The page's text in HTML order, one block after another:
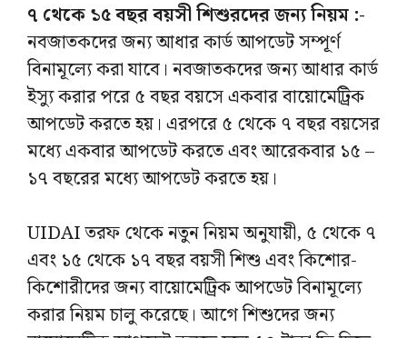
৭ থেকে ১৫ বছর বয়সী শিশুরদের জন্য নিয়ম :-
নবজাতকদের জন্য আধার কার্ড আপডেট সম্পূর্ণ
বিনামূল্যে করা যাবে। নবজাতকদের জন্য আধার কার্ড
ইস্যু করার পরে ৫ বছর বয়সে একবার বায়োমেট্রিক
আপডেট করতে হয়। এরপরে ৫ থেকে ৭ বছর বয়সের
মধ্যে একবার আপডেট করতে এবং আরেকবার ১৫ –
১৭ বছরের মধ্যে আপডেট করতে হয়।
UIDAI তরফ থেকে নতুন নিয়ম অনুযায়ী, ৫ থেকে ৭
এবং ১৫ থেকে ১৭ বছর বয়সী শিশু এবং কিশোর-
কিশোরীদের জন্য বায়োমেট্রিক আপডেট বিনামূল্যে
করার নিয়ম চালু করেছে। আগে শিশুদের জন্য